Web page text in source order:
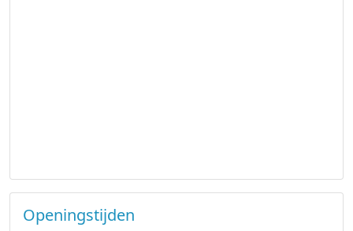
Openingstijden